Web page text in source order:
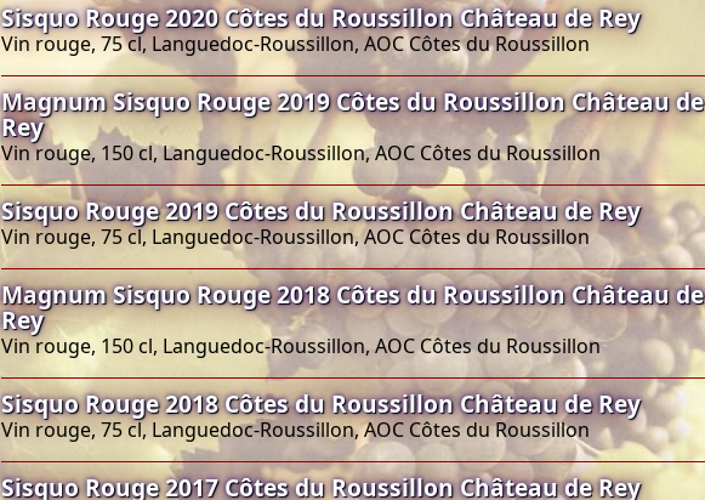
Sisquo Rouge 2020 Côtes du Roussillon Château de Rey
Vin rouge, 75 cl, Languedoc-Roussillon, AOC Côtes du Roussillon
Magnum Sisquo Rouge 2019 Côtes du Roussillon Château de
Rey
Vin rouge, 150 cl, Languedoc-Roussillon, AOC Côtes du Roussillon
Sisquo Rouge 2019 Côtes du Roussillon Château de Rey
Vin rouge, 75 cl, Languedoc-Roussillon, AOC Côtes du Roussillon
Magnum Sisquo Rouge 2018 Côtes du Roussillon Château de
Rey
Vin rouge, 150 cl, Languedoc-Roussillon, AOC Côtes du Roussillon
Sisquo Rouge 2018 Côtes du Roussillon Château de Rey
Vin rouge, 75 cl, Languedoc-Roussillon, AOC Côtes du Roussillon
Sisquo Rouge 2017 Côtes du Roussillon Château de Rey